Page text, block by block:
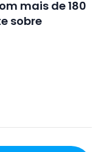
mais de 180
sobre